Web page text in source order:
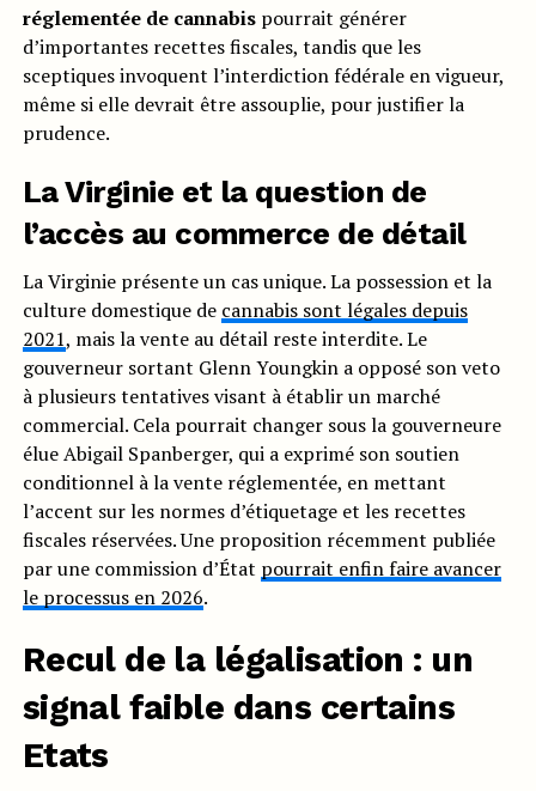
réglementée de cannabispourrait générer
d’importantes recettes fiscales, tandis que les
sceptiques invoquent l’interdiction fédérale en vigueur,
même si elle devrait être assouplie, pour justifier la
prudence.
La Virginie et la question de
l’accès au commerce de détail
La Virginie présente un cas unique. La possession et la
culture domestique de cannabis sont légales depuis
2021, mais la vente au détail reste interdite. Le
gouverneur sortant Glenn Youngkin a opposé son veto
à plusieurs tentatives visant à établir un marché
commercial. Cela pourrait changer sous la gouverneure
élue Abigail Spanberger, qui a exprimé son soutien
conditionnel à la vente réglementée, en mettant
l’accent sur les normes d’étiquetage et les recettes
fiscales réservées. Une proposition récemment publiée
par une commission d’État pourrait enfin faire avancer
le processus en 2026.
Recul de la légalisation : un
signal faible dans certains
Etats